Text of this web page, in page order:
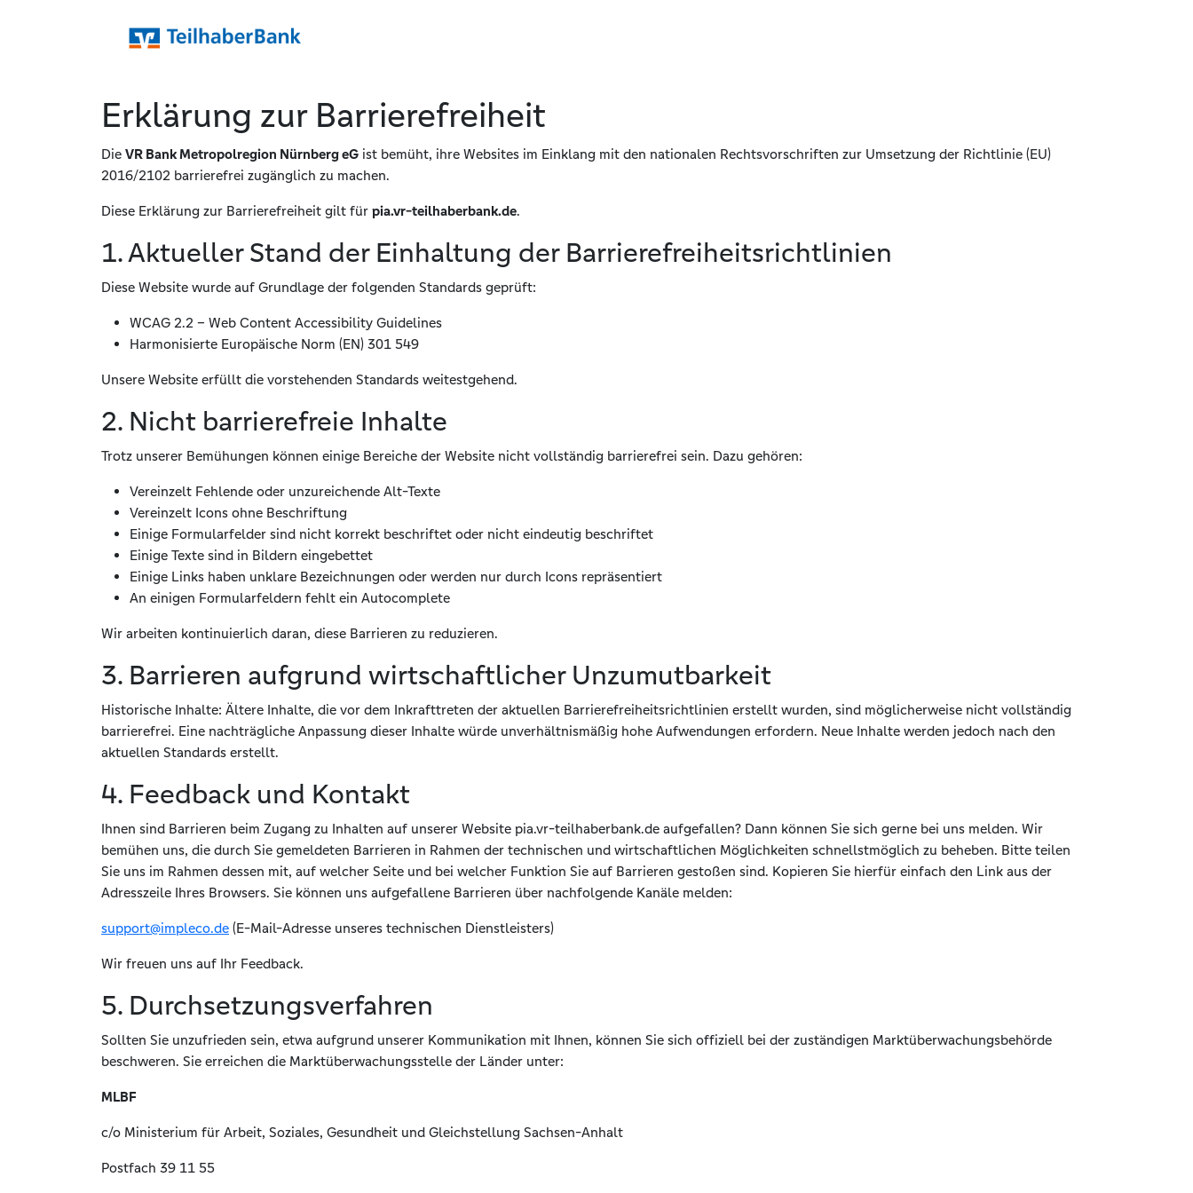
Erklärung zur Barrierefreiheit
Die VR Bank Metropolregion Nürnberg eG ist bemüht, ihre Websites im Einklang mit den nationalen Rechtsvorschriften zur Umsetzung der Richtlinie (EU)
2016/2102 barrierefrei zugänglich zu machen.
Diese Erklärung zur Barrierefreiheit gilt für pia.vr-teilhaberbank.de.
1. Aktueller Stand der Einhaltung der Barrierefreiheitsrichtlinien
Diese Website wurde auf Grundlage der folgenden Standards geprüft:
WCAG 2.2 – Web Content Accessibility Guidelines
Harmonisierte Europäische Norm (EN) 301 549
Unsere Website erfüllt die vorstehenden Standards weitestgehend.
2. Nicht barrierefreie Inhalte
Trotz unserer Bemühungen können einige Bereiche der Website nicht vollständig barrierefrei sein. Dazu gehören:
Vereinzelt Fehlende oder unzureichende Alt-Texte
Vereinzelt Icons ohne Beschriftung
Einige Formularfelder sind nicht korrekt beschriftet oder nicht eindeutig beschriftet
Einige Texte sind in Bildern eingebettet
Einige Links haben unklare Bezeichnungen oder werden nur durch Icons repräsentiert
An einigen Formularfeldern fehlt ein Autocomplete
Wir arbeiten kontinuierlich daran, diese Barrieren zu reduzieren.
3. Barrieren aufgrund wirtschaftlicher Unzumutbarkeit
Historische Inhalte: Ältere Inhalte, die vor dem Inkrafttreten der aktuellen Barrierefreiheitsrichtlinien erstellt wurden, sind möglicherweise nicht vollständig
barrierefrei. Eine nachträgliche Anpassung dieser Inhalte würde unverhältnismäßig hohe Aufwendungen erfordern. Neue Inhalte werden jedoch nach den
aktuellen Standards erstellt.
4. Feedback und Kontakt
Ihnen sind Barrieren beim Zugang zu Inhalten auf unserer Website pia.vr-teilhaberbank.de aufgefallen? Dann können Sie sich gerne bei uns melden. Wir
bemühen uns, die durch Sie gemeldeten Barrieren in Rahmen der technischen und wirtschaftlichen Möglichkeiten schnellstmöglich zu beheben. Bitte teilen
Sie uns im Rahmen dessen mit, auf welcher Seite und bei welcher Funktion Sie auf Barrieren gestoßen sind. Kopieren Sie hierfür einfach den Link aus der
Adresszeile Ihres Browsers. Sie können uns aufgefallene Barrieren über nachfolgende Kanäle melden:
support@impleco.de (E-Mail-Adresse unseres technischen Dienstleisters)
Wir freuen uns auf Ihr Feedback.
5. Durchsetzungsverfahren
Sollten Sie unzufrieden sein, etwa aufgrund unserer Kommunikation mit Ihnen, können Sie sich offiziell bei der zuständigen Marktüberwachungsbehörde
beschweren. Sie erreichen die Marktüberwachungsstelle der Länder unter:
MLBF
c/o Ministerium für Arbeit, Soziales, Gesundheit und Gleichstellung Sachsen-Anhalt
Postfach 39 11 55